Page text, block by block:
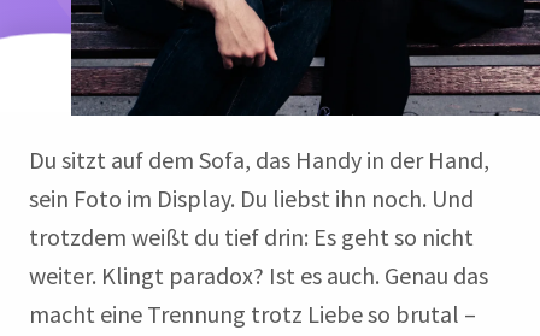
Du sitzt auf dem Sofa, das Handy in der Hand,
sein Foto im Display. Du liebst ihn noch. Und
trotzdem weißt du tief drin: Es geht so nicht
weiter. Klingt paradox? Ist es auch. Genau das
macht eine Trennung trotz Liebe so brutal –